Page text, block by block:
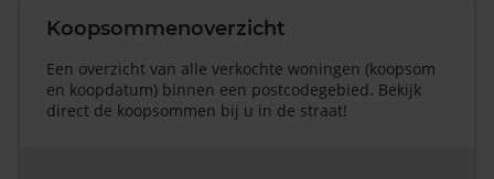
Koopsommenoverzicht
Een overzicht van alle verkochte woningen (koopsom
en koopdatum) binnen een postcodegebied. Bekijk
direct de koopsommen bij u in de straat!